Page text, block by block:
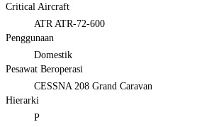
Critical Aircraft
ATR ATR-72-600
Penggunaan
Domestik
Pesawat Beroperasi
CESSNA 208 Grand Caravan
Hierarki
P